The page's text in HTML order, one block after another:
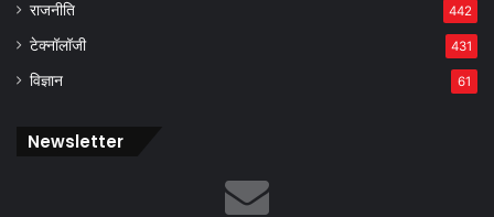
राजनीति 442
टेक्नॉलॉजी 431
विज्ञान 61
Newsletter